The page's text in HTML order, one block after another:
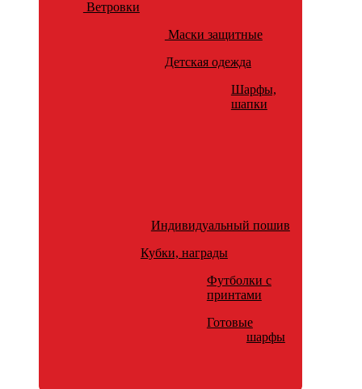
Ветровки
Маски защитные
Детская одежда
Шарфы,
шапки
Индивидуальный пошив
Кубки, награды
Футболки с
принтами
Готовые
шарфы